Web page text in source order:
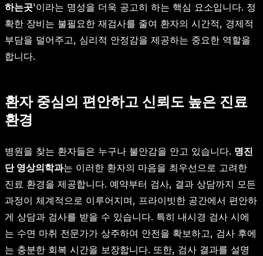
하는곳'이라는 명성을 더욱 공고히 하는 핵심 요소입니다. 정
확한 장비는 불필요한 재검사를 줄여 환자의 시간적, 경제적
부담을 덜어주고, 심리적 안정감을 제공하는 중요한 역할을
합니다.
환자 중심의 편안하고 신뢰도 높은 진료
환경
병원을 찾는 환자들은 누구나 불안감을 안고 있습니다. 명진
단 영상의학과는 이러한 환자의 마음을 최우선으로 고려한
진료 환경을 제공합니다. 예약부터 검사, 결과 상담까지 모든
과정이 체계적으로 이루어지며, 프라이빗한 공간에서 편안하
게 상담과 검사를 받을 수 있습니다. 특히 내시경 검사 시에
는 수면 마취 전문가가 상주하여 안전을 확보하고, 검사 후에
는 충분한 회복 시간을 보장합니다. 또한, 검사 결과를 설명